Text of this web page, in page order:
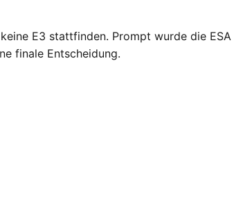
keine E3 stattfinden. Prompt wurde die
finale Entscheidung.